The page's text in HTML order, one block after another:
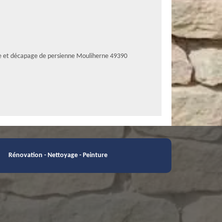
et décapage de persienne Mouliherne 49390
Rénovation - Nettoyage - Peinture